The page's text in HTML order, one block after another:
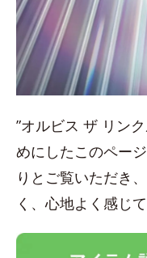
”オルビス ザ リン
めにしたこのペー
りとご覧いただき
く、心地よく感じ